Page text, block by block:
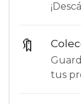
🔖
tus